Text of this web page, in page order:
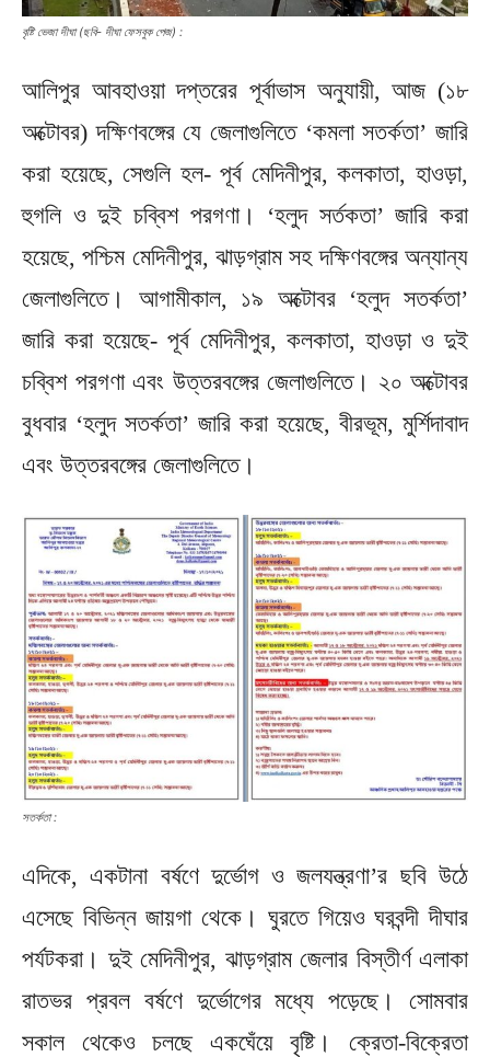
বৃষ্টি ভেজা দীঘা (ছবি- দীঘা ফেসবুক পেজ) :
আলিপুর আবহাওয়া দপ্তরের পূর্বাভাস অনুযায়ী, আজ (১৮
অক্টোবর) দক্ষিণবঙ্গের যে জেলাগুলিতে ‘কমলা সতর্কতা’ জারি
করা হয়েছে, সেগুলি হল- পূর্ব মেদিনীপুর, কলকাতা, হাওড়া,
হুগলি ও দুই চব্বিশ পরগণা। ‘হলুদ সর্তকতা’ জারি করা
হয়েছে, পশ্চিম মেদিনীপুর, ঝাড়গ্রাম সহ দক্ষিণবঙ্গের অন্যান্য
জেলাগুলিতে। আগামীকাল, ১৯ অক্টোবর ‘হলুদ সতর্কতা’
জারি করা হয়েছে- পূর্ব মেদিনীপুর, কলকাতা, হাওড়া ও দুই
চব্বিশ পরগণা এবং উত্তরবঙ্গের জেলাগুলিতে। ২০ অক্টোবর
বুধবার ‘হলুদ সতর্কতা’ জারি করা হয়েছে, বীরভূম, মুর্শিদাবাদ
এবং উত্তরবঙ্গের জেলাগুলিতে।
সতর্কতা :
এদিকে, একটানা বর্ষণে দুর্ভোগ ও জলযন্ত্রণা’র ছবি উঠে
এসেছে বিভিন্ন জায়গা থেকে। ঘুরতে গিয়েও ঘরবন্দী দীঘার
পর্যটকরা। দুই মেদিনীপুর, ঝাড়গ্রাম জেলার বিস্তীর্ণ এলাকা
রাতভর প্রবল বর্ষণে দুর্ভোগের মধ্যে পড়েছে। সোমবার
সকাল থেকেও চলছে একঘেঁয়ে বৃষ্টি। ক্রেতা-বিক্রেতা